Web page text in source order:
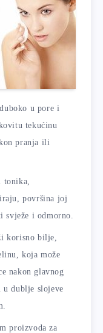
u pore i
tekućinu
pranja ili
površina joj
svježe i odmorno.
korisno bilje,
koja može
nakon glavnog
u dublje slojeve
proizvoda za